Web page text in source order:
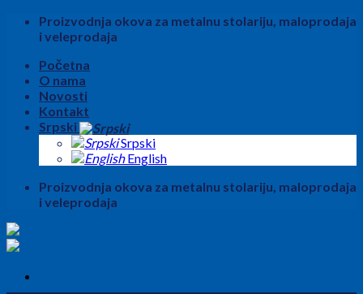
Skip
Proizvodnja okova za metalnu stolariju, maloprodaja
i veleprodaja
Početna
O nama
Novosti
Kontakt
Srpski
Srpski
English
Proizvodnja okova za metalnu stolariju, maloprodaja
i veleprodaja